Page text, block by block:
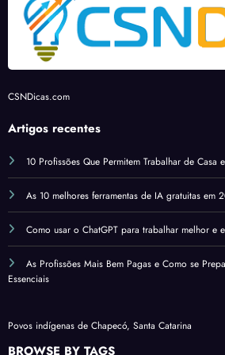
10 Profissões Que Permitem Trabalhar de Casa
As 10 melhores ferramentas de IA gratuitas em
Como usar o ChatGPT para trabalhar melhor e
As Profissões Mais Bem Pagas e Como se
Povos indígenas de Chapecó, Santa Catarina